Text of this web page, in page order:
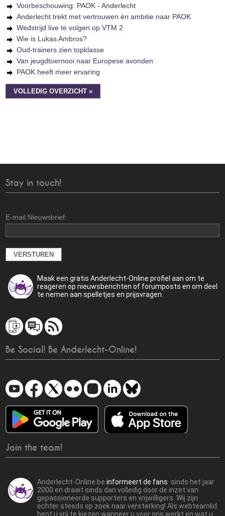
Voorbeschouwing: PAOK - Anderlecht
Anderlecht trekt met vertrouwen én ambitie naar PAOK
Wedstrijd live te volgen op VTM 2
Wie is Lukas Ambros?
Oud-trainers zien topklasse
Van jeugdtoernooi naar Europese avonden
PAOK heeft meer ervaring
VOLLEDIG OVERZICHT »
Stay in touch!
E-mail Nieuwsbrief:
Maak een gratis Anderlecht-Online profiel aan om te
reageren op nieuwsberichten of forumposts en om deel
te nemen aan spelletjes en prijsvragen.
Be Social! Be Anderlecht-Online!
Join the team!
Anderlecht-Online.beinformeert de fans sinds het jaar
2000 en draait sinds dan volledig door de inzet van
gepassioneerde supporters en vrijwilligers. Wij zijn
echter steeds op zoek naar versterking! Als webteamlid
bent u vrij te kiezen wanneer u voor ons werkt en wat u